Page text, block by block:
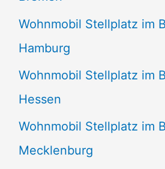
Wohnmobil Stellplatz im
Hamburg
Wohnmobil Stellplatz im
Hessen
Wohnmobil Stellplatz im
Mecklenburg